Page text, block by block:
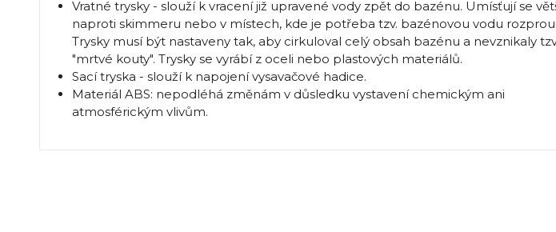
Vratné trysky - slouží k vracení již upravené vody zpět do bazénu. Umísťují se
naproti skimmeru nebo v místech, kde je potřeba tzv. bazénovou vodu
Trysky musí být nastaveny tak, aby cirkuloval celý obsah bazénu a nevznikaly
"mrtvé kouty". Trysky se vyrábí z oceli nebo plastových materiálů.
Sací tryska - slouží k napojení vysavačové hadice.
Materiál ABS: nepodléhá změnám v důsledku vystavení chemickým ani
atmosférickým vlivům.